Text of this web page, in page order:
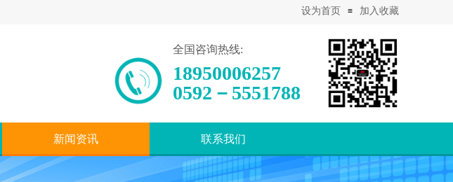
设为首页 ≡ 加入收藏
全国咨询热线:
18950006257
0592－5551788
新闻资讯 联系我们